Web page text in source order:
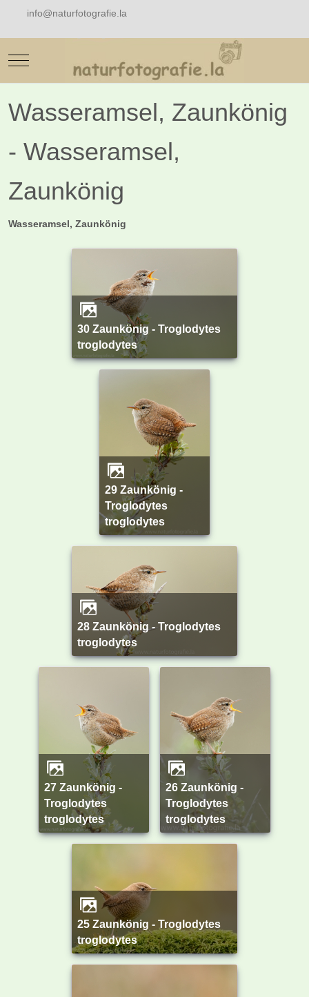
info@naturfotografie.la
Mobile Menu Toggle
Wasseramsel, Zaunkönig
- Wasseramsel,
Zaunkönig
Wasseramsel, Zaunkönig
30 Zaunkönig - Troglodytes
troglodytes
29 Zaunkönig -
Troglodytes
troglodytes
28 Zaunkönig - Troglodytes
troglodytes
27 Zaunkönig -
Troglodytes
troglodytes
26 Zaunkönig -
Troglodytes
troglodytes
25 Zaunkönig - Troglodytes
troglodytes